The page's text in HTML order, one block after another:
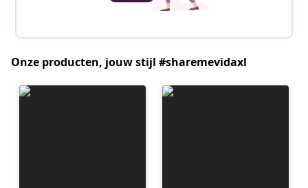
Onze producten, jouw stijl #sharemevidaxl